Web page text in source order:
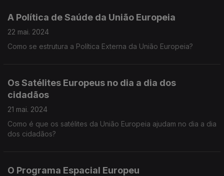
A Política de Saúde da União Europeia
22 mai. 2024
Como se estrutura a Política Externa da União Europeia?
Os Satélites Europeus no dia a dia dos
cidadãos
21 mai. 2024
Como é que os satélites da União Europeia ajudam no dia a dia
dos cidadãos?
O Programa Espacial Europeu